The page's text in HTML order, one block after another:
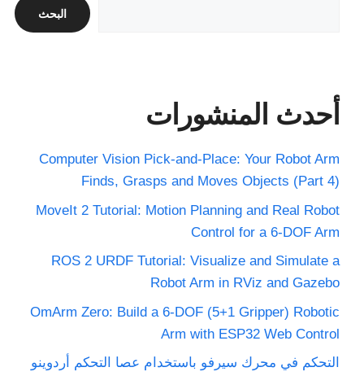
البحث
أحدث المنشورات
Computer Vision Pick-and-Place: Your Robot Arm
Finds, Grasps and Moves Objects (Part 4)
MoveIt 2 Tutorial: Motion Planning and Real Robot
Control for a 6-DOF Arm
ROS 2 URDF Tutorial: Visualize and Simulate a
Robot Arm in RViz and Gazebo
OmArm Zero: Build a 6-DOF (5+1 Gripper) Robotic
Arm with ESP32 Web Control
التحكم في محرك سيرفو باستخدام عصا التحكم أردوينو